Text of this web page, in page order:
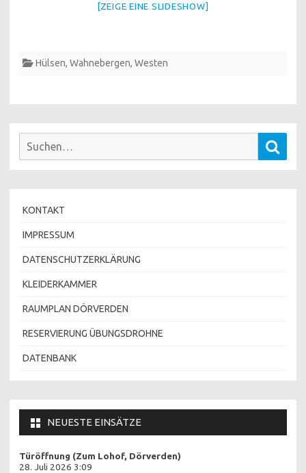
[ZEIGE EINE SLIDESHOW]
Hülsen, Wahnebergen, Westen
Suchen
KONTAKT
IMPRESSUM
DATENSCHUTZERKLÄRUNG
KLEIDERKAMMER
RAUMPLAN DÖRVERDEN
RESERVIERUNG ÜBUNGSDROHNE
DATENBANK
NEUESTE EINSÄTZE
Türöffnung (Zum Lohof, Dörverden)
28. Juli 2026 3:09